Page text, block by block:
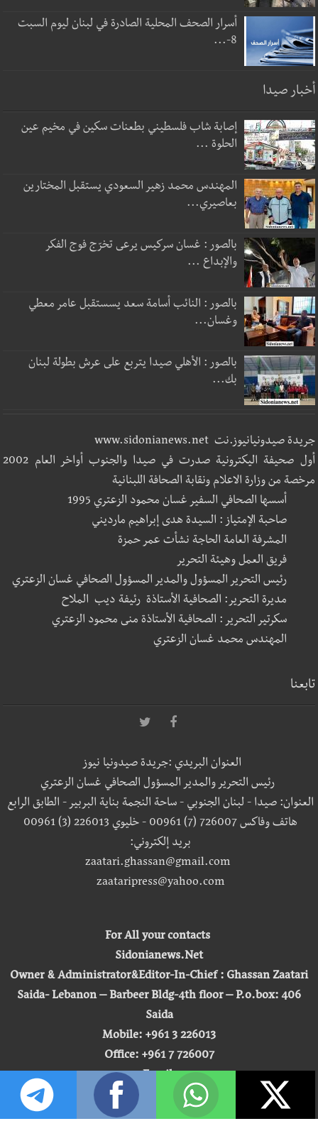
أسرار الصحف المحلية الصادرة في لبنان ليوم السبت
8-...
أخبار صيدا
إصابة شاب فلسطيني بطعنات سكين في مخيم عين
الحلوة ...
المهندس محمد زهير السعودي يستقبل المختارين
بعاصيري...
بالصور : غسان سركيس يرعى تخرّج فوج الفكر
والإبداع ...
بالصور : النائب أسامة سعد يسستقبل عامر معطي
وغسان...
بالصور : الأهلي صيدا يتربع على عرش بطولة لبنان
بك...
جريدة صيدونيانيوز.نت www.sidonianews.net
أول صحيفة اليكترونية صدرت في صيدا والجنوب أواخر العام 2002
مرخصة من وزارة الاعلام ونقابة الصحافة اللبنانية
أسسها الصحافي السفير غسان محمود الزعتري 1995
صاحبة الإمتياز : السيدة هدى إبراهيم مارديني
المشرفة العامة الحاجة نشأت عمر حمزة
فريق العمل وهيئة التحرير
رئيس التحرير المسؤول والمدير المسؤول الصحافي غسان الزعتري
مديرة التحرير: الصحافية الأستاذة رئيفة ديب الملاح
سكرتير التحرير : الصحافية الأستاذة منى محمود الزعتري
المهندس محمد غسان الزعتري
تابعنا
العنوان البريدي :جريدة صيدونيا نيوز
رئيس التحرير والمدير المسؤول الصحافي غسان الزعتري
العنوان: صيدا - لبنان الجنوبي - ساحة النجمة بناية البربير - الطابق الرابع
هاتف وفاكس 726007 (7) 00961 - خليوي 226013 (3) 00961
بريد إلكتروني:
zaatari.ghassan@gmail.com
zaataripress@yahoo.com
For All your contacts
Sidonianews.Net
Owner & Administrator&Editor-In-Chief : Ghassan Zaatari
Saida- Lebanon – Barbeer Bldg-4th floor – P.o.box: 406
Saida
Mobile: +961 3 226013
Office: +961 7 726007
zaatari.ghassan@gmail.com
zaataripress@yahoo.com